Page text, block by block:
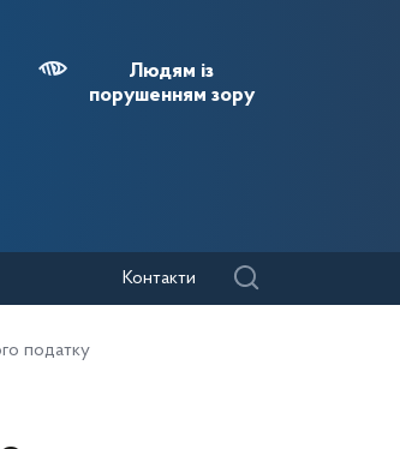
Людям із
порушенням зору
Контакти
податку